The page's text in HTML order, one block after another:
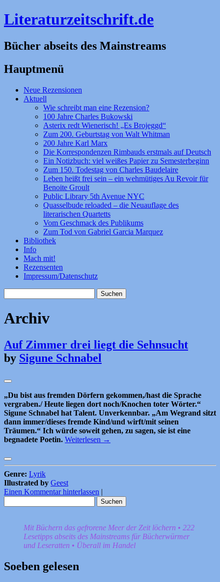
Literaturzeitschrift.de
Bücher abseits des Mainstreams
Hauptmenü
Zum
Inhalt
Neue Rezensionen
Aktuell
Wie schreibt man eine Rezension?
100 Jahre Charles Bukowski
Asterix redt Wienerisch! „Es Brojeggd“
Zum 200. Geburtstag von Walt Whitman
200 Jahre Karl Marx
Die Korrespondenzen Rimbauds erstmals auf Deutsch
Ein Notizbuch: viel weißes Papier zu Semesterbeginn
Zum 150. Todestag von Charles Baudelaire
Leben heißt frei sein – ein wehmütiges Au Revoir für
Benoite Groult
Public Library 5th Avenue NYC
Quasselbude reloaded – die Neuauflage des
literarischen Quartetts
Vom Geschmack des Publikums
Zum Tod von Gabriel Garcia Marquez
Bibliothek
Info
Mach mit!
Rezensenten
Impressum/Datenschutz
nach:
Archiv
Auf Zimmer drei liegt die Sehnsucht
by Sigune Schnabel
„Du bist aus fremden Dörfern gekommen,/hast die Sprache
vergraben./ Heute liegen dort noch/Knochen toter Wörter.“
Sigune Schnabel hat Talent. Unverkennbar. „Am Wegrand sitzt
dann immer/dieses fremde Kind/und wirft/mit seinen
Träumen.“ Ich würde soweit gehen, zu sagen, sie ist eine
begnadete Poetin. Weiterlesen →
Genre: Lyrik
Illustrated by Geest
Einen Kommentar hinterlassen
nach:
Mit Büchern das gefrorene Meer der Zeit löchern • 222
Lesetipps abseits des Mainstreams für Bücherwürmer
und Leseratten • Überall im Handel
Soeben gelesen